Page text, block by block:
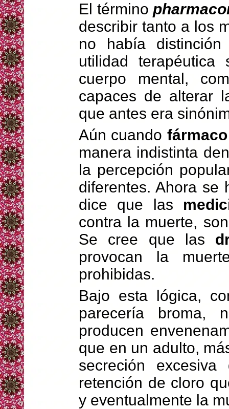
El término
describir tanto a los
no había distinción
utilidad
cuerpo mental,
capaces de alterar
que antes era
Aún cuando fármaco
manera indistinta
la percepción
diferentes. Ahora se
dice que las
contra la muerte,
Se cree que las
provocan la
prohibidas.
Bajo esta lógica,
parecería broma,
producen
que en un adulto,
secreción
retención de cloro
y eventualmente la